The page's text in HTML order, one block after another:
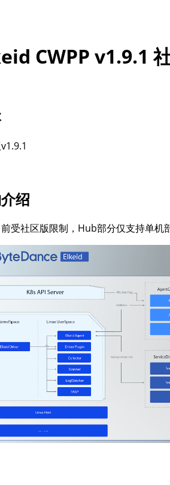
CWPP v1.9.1
绍
受社区版限制，Hub部分仅支持单机